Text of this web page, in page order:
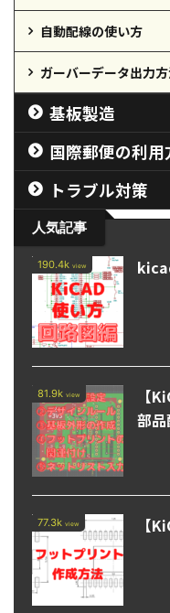
自動配線の使い方
ガーバーデータ出力
基板製造
国際郵便の利用
トラブル対策
人気記事
190.4k view
81.9k view
【
部品
77.3k view 【